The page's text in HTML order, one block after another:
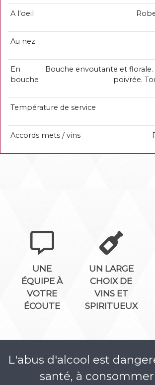
A l'oeil
Au nez
En
bouche
Bouche envoutante et
poivrée.
Température de service
Accords mets / vins
UNE
ÉQUIPE À
VOTRE
ÉCOUTE
UN LARGE
CHOIX DE
VINS ET
SPIRITUEUX
L'abus d'alcool est
santé, à